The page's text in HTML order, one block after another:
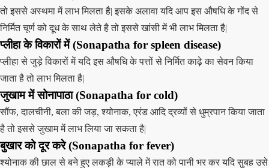
तो इससे अस्थमा में लाभ मिलता है| इसके अलावा यदि आप इस औषधि के गोंद से
निर्मित चूर्ण को दूध के साथ लेते है तो इससे खांसी में भी लाभ मिलता है|
प्लीहा के विकारों में (Sonapatha for spleen disease)
प्लीहा से जुड़े विकारों में यदि इस औषधि के पत्तों से निर्मित काढ़े का सेवन किया
जाता है तो लाभ मिलता है|
जुखाम में सोनापाठा (Sonapatha for cold)
सौंफ, दालचीनी, बला की जड़, श्योनाक, एरंड आदि द्रव्यों से धुम्रपान किया जाता
है तो इससे जुखाम में लाभ लिया जा सकता है|
बुखार को दूर करे (Sonapatha for fever)
श्योनाक की छाल से बने हुए लकड़ी के प्याले में रात को पानी भर कर यदि सुबह उसे